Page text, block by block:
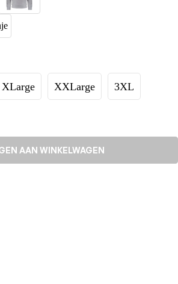
XLarge XXLarge 3XL
AAN WINKELWAGEN